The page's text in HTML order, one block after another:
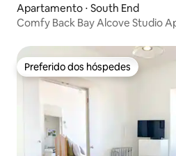
Apartamento ⋅ South End
Comfy Back Bay Alcove Studio
Preferido dos hóspedes
Preferido dos hóspedes